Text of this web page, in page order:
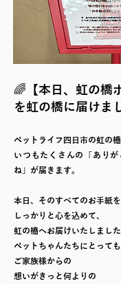
🌈【本日、虹の橋
を虹の橋に届けま
ペットライフ四日市の虹の橋
いつもたくさんの「あり
ね」が届きます。
本日、そのすべてのお手紙を
しっかりと心を込めて、
虹の橋へお届けいたしました
ペットちゃんたちにとっても
ご家族様からの
想いがきっと何よりの